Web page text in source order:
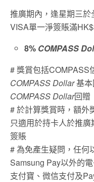
推廣期內，逢星期三
VISA單一淨簽賬滿
8% COMPASS
# 獎賞包括COMPASS
COMPASS Dollar基本
COMPASS Dollar回贈
# 於計算獎賞時，額外
只適用於持卡人於推
簽賬
# 為免產生疑問，任何
Samsung Pay以外的
支付寶、微信支付及